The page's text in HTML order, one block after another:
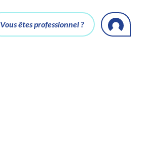
Vous êtes professionnel ?